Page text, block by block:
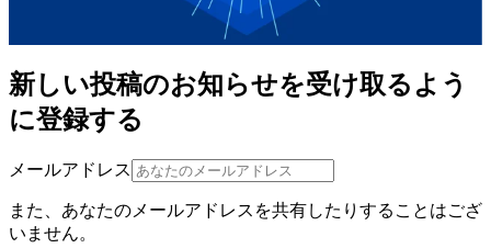
新しい投稿のお知らせを受け取るよう
に登録する
メールアドレス
また、あなたのメールアドレスを共有したりすることはござ
いません。